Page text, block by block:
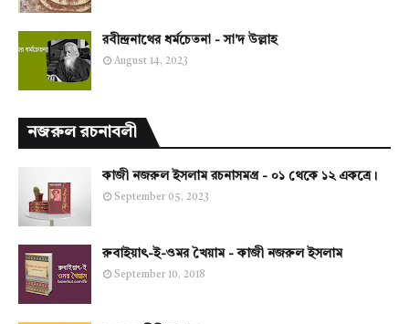
রবীন্দ্রনাথের ধর্মচেতনা - সা'দ উল্লাহ
August 14, 2023
নজরুল রচনাবলী
কাজী নজরুল ইসলাম রচনাসমগ্র - ০১ থেকে ১২ একত্রে।
September 05, 2023
রুবাইয়াৎ-ই-ওমর খৈয়াম - কাজী নজরুল ইসলাম
September 10, 2018